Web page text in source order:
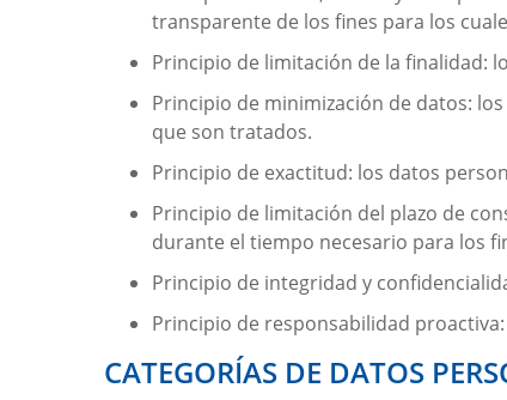
transparente de los fines para los
Principio de limitación de la finalidad:
Principio de minimización de datos:
que son tratados.
Principio de exactitud: los datos
Principio de limitación del plazo de
durante el tiempo necesario para los
Principio de integridad y
Principio de responsabilidad
CATEGORÍAS DE DATOS